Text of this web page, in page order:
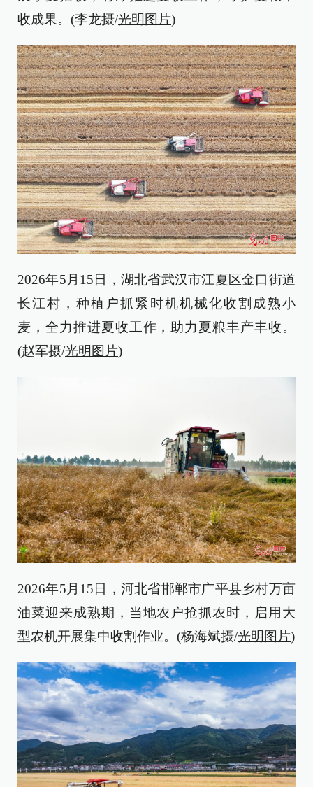
收成果。(李龙摄/光明图片)
2026年5月15日，湖北省武汉市江夏区金口街道
长江村，种植户抓紧时机机械化收割成熟小
麦，全力推进夏收工作，助力夏粮丰产丰收。
(赵军摄/光明图片)
2026年5月15日，河北省邯郸市广平县乡村万亩
油菜迎来成熟期，当地农户抢抓农时，启用大
型农机开展集中收割作业。(杨海斌摄/光明图片)